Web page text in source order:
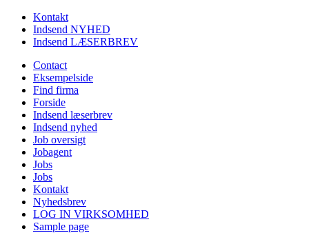
Kontakt
Indsend NYHED
Indsend LÆSERBREV
Contact
Eksempelside
Find firma
Forside
Indsend læserbrev
Indsend nyhed
Job oversigt
Jobagent
Jobs
Jobs
Kontakt
Nyhedsbrev
LOG IN VIRKSOMHED
Sample page